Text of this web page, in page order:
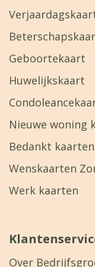
Geboortekaart
Huwelijkskaart
Nieuwe woning
Bedankt kaarten
Wenskaarten
Werk kaarten
Over